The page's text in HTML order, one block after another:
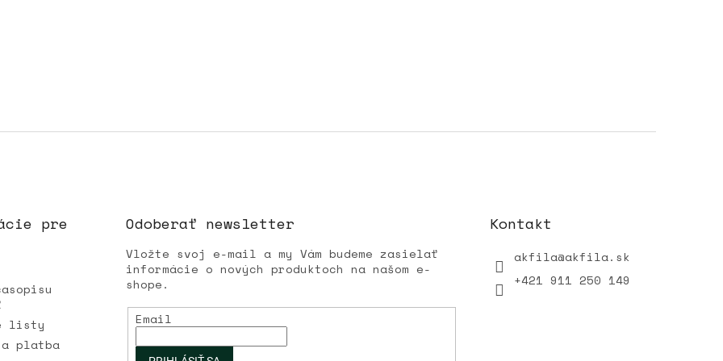
pre
listy
a platba
Odoberať newsletter
Vložte svoj e-mail a my Vám budeme zasielať
informácie o nových produktoch na našom e-
shope.
Email
Kontakt
akfila@akfila.sk
+421 911 250 149